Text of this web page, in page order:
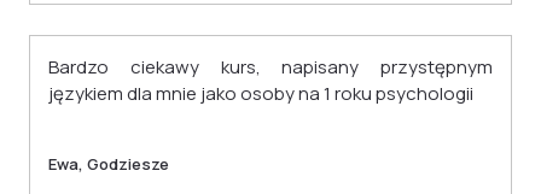
Bardzo ciekawy kurs, napisany przystępnym
językiem dla mnie jako osoby na 1 roku psychologii
Ewa, Godziesze